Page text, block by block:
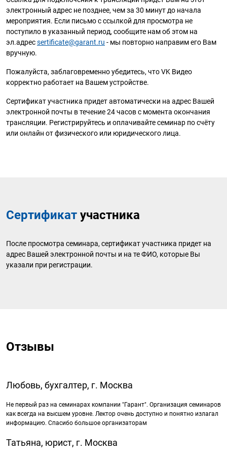
электронный адрес не позднее, чем за 30 минут до начала
мероприятия. Если письмо с ссылкой для просмотра не
поступило в указанный период, сообщите нам об этом на
эл.адресsertificate@garant.ru - мы повторно направим его Вам
вручную.
Пожалуйста, заблаговременно убедитесь, что VK Видео
корректно работает на Вашем устройстве.
Сертификат участника придет автоматически на адрес Вашей
электронной почты в течение 24 часов с момента окончания
трансляции. Регистрируйтесь и оплачивайте семинар по счёту
или онлайн от физического или юридического лица.
Сертификат участника
После просмотра семинара, сертификат участника придет на
адрес Вашей электронной почты и на те ФИО, которые Вы
указали при регистрации.
Отзывы
Любовь, бухгалтер, г. Москва
Не первый раз на семинарах компании "Гарант". Организация семинаров
как всегда на высшем уровне. Лектор очень доступно и понятно излагал
информацию. Спасибо большое организаторам
Татьяна, юрист, г. Москва